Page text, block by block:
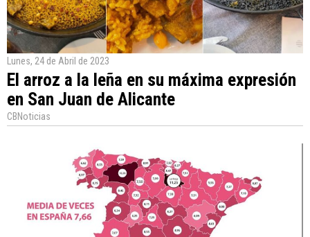
Lunes, 24 de Abril de 2023
El arroz a la leña en su máxima expresión
en San Juan de Alicante
CBNoticias